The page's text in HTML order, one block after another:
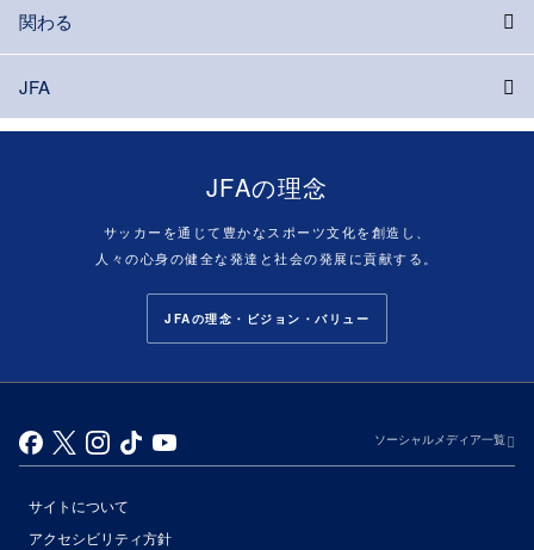
関わる
JFA
JFAの理念
サッカーを通じて豊かなスポーツ文化を創造し、
人々の心身の健全な発達と社会の発展に貢献する。
JFAの理念・ビジョン・バリュー
ソーシャルメディア一覧
サイトについて
アクセシビリティ方針